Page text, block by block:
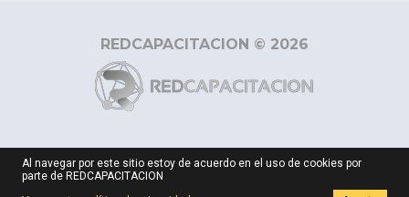
REDCAPACITACION © 2026
Al navegar por este sitio estoy de acuerdo en el uso de cookies por
parte de REDCAPACITACION